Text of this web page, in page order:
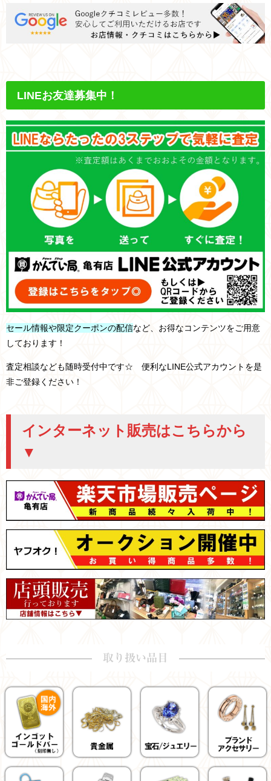
LINEお友達募集中！
セール情報や限定クーポンの配信など、お得なコンテンツをご用意
しております！
査定相談なども随時受付中です☆ 便利なLINE公式アカウントを是
非ご登録ください！
インターネット販売はこちらから
▼
取り扱い品目